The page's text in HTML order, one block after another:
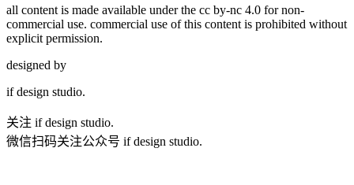
all content is made available under the cc by-nc 4.0 for non-
commercial use. commercial use of this content is prohibited without
explicit permission.
designed by
if design studio.
关注 if design studio.
微信扫码关注公众号 if design studio.